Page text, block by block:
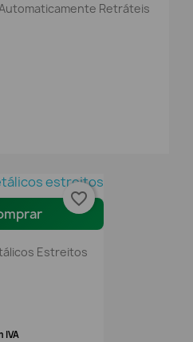
Retráteis
Estreitos
IVA
favorite_border